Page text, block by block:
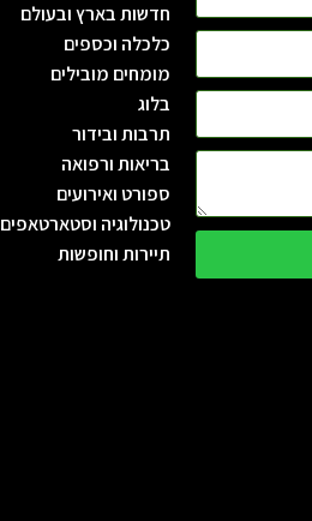
חדשות בארץ ובעולם
כלכלה וכספים
מומחים מובילים
בלוג
תרבות ובידור
בריאות ורפואה
ספורט ואירועים
טכנולוגיה וסטארטאפים
תיירות וחופשות